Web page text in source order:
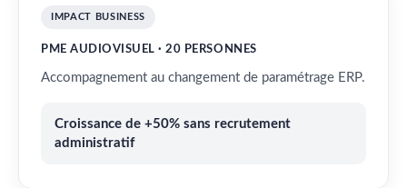
IMPACT BUSINESS
PME AUDIOVISUEL · 20 PERSONNES
Accompagnement au changement de paramétrage ERP.
Croissance de +50% sans recrutement
administratif